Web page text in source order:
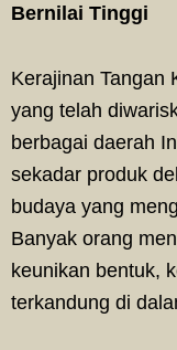
Bernilai Tinggi
Kerajinan Tangan
yang telah
berbagai daerah
sekadar produk
budaya yang
Banyak orang
keunikan bentuk,
terkandung di